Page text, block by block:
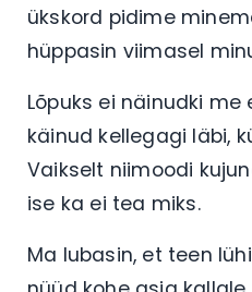
ükskord pidime
hüppasin viimasel
Lõpuks ei näinudki me
käinud kellegagi läbi,
Vaikselt niimoodi
ise ka ei tea miks.
Ma lubasin, et teen